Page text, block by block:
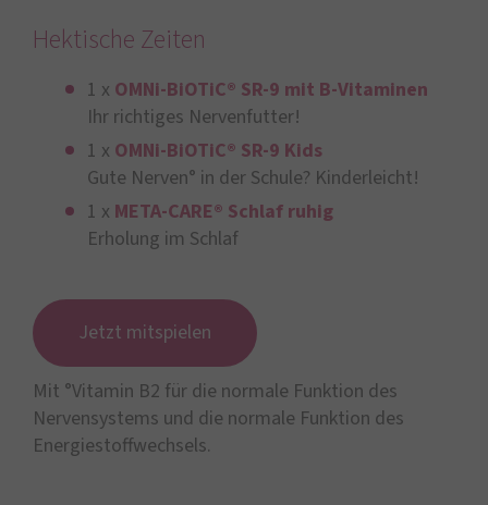
Hektische Zeiten
1 x OMNi-BiOTiC® SR-9 mit B-Vitaminen
Ihr richtiges Nervenfutter!
1 x OMNi-BiOTiC® SR-9 Kids
Gute Nerven° in der Schule? Kinderleicht!
1 x META-CARE® Schlaf ruhig
Erholung im Schlaf
Jetzt mitspielen
Mit °Vitamin B2 für die normale Funktion des
Nervensystems und die normale Funktion des
Energiestoffwechsels.